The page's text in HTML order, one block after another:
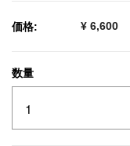
価格: ¥ 6,600
数量